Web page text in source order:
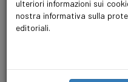
Impianti di pressurizzazione
Pompe ad alta
ulteriori informazioni sui
nostra informativa sulla
editoriali.